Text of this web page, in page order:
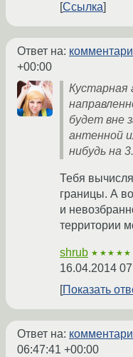
Ссылка
Ответ на:
+00:00
Кустарная
будет вне
антенной
нибудь на 3.
Тебя
границы. А
и
территории
shrub ★★★★★
16.04.2014
Показать
Ответ на:
06:47:41 +00:00